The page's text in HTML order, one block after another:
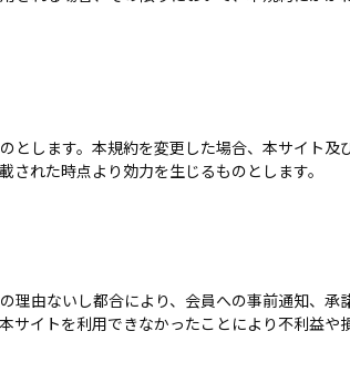
とします。本規約を変更した場合、本サイト
れた時点より効力を生じるものとします。
理由ないし都合により、会員への事前通知、
サイトを利用できなかったことにより不利益や